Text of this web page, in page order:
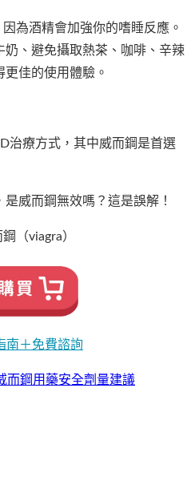
為酒精會加強你的嗜睡反應。
、避免攝取熱茶、咖啡、辛辣
佳的使用體驗。
治療方式，其中威而鋼是首選
威而鋼無效嗎？這是誤解！
（viagra）
南＋免費諮詢
而鋼用藥安全劑量建議